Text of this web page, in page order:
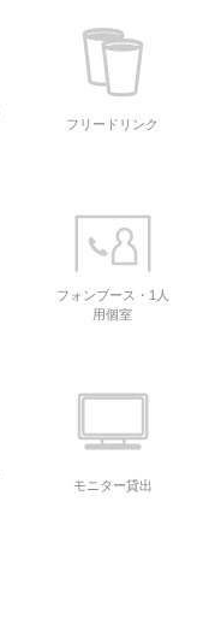
フリードリンク
フォンブース・1人
用個室
モニター貸出